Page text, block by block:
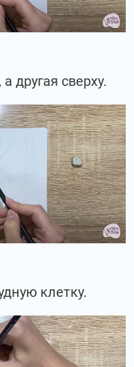
другая сверху.
клетку.